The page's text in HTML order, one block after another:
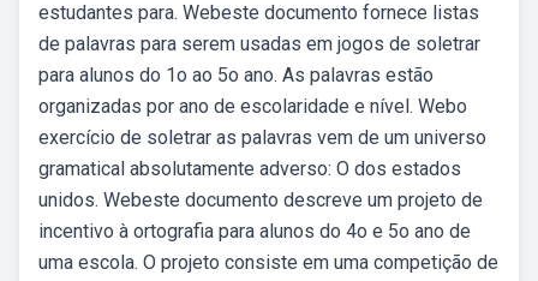
estudantes para. Webeste documento fornece listas
de palavras para serem usadas em jogos de soletrar
para alunos do 1o ao 5o ano. As palavras estão
organizadas por ano de escolaridade e nível. Webo
exercício de soletrar as palavras vem de um universo
gramatical absolutamente adverso: O dos estados
unidos. Webeste documento descreve um projeto de
incentivo à ortografia para alunos do 4o e 5o ano de
uma escola. O projeto consiste em uma competição de